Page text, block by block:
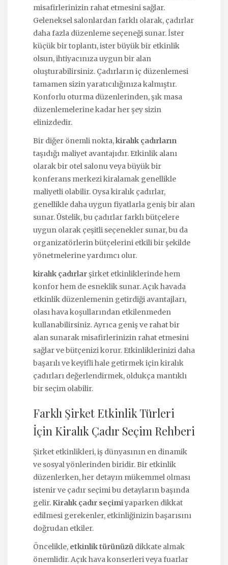
misafirlerinizin rahat etmesini sağlar.
Geleneksel salonlardan farklı olarak, çadırlar
daha fazla düzenleme seçeneği sunar. İster
küçük bir toplantı, ister büyük bir etkinlik
olsun, ihtiyacınıza uygun bir alan
oluşturabilirsiniz. Çadırların iç düzenlemesi
tamamen sizin yaratıcılığınıza kalmıştır.
Konforlu oturma düzenlerinden, şık masa
düzenlemelerine kadar her şey sizin
elinizdedir.
Bir diğer önemli nokta,kiralık çadırların
taşıdığı maliyet avantajıdır. Etkinlik alanı
olarak bir otel salonu veya büyük bir
konferans merkezi kiralamak genellikle
maliyetli olabilir. Oysa kiralık çadırlar,
genellikle daha uygun fiyatlarla geniş bir alan
sunar. Üstelik, bu çadırlar farklı bütçelere
uygun olarak çeşitli seçenekler sunar, bu da
organizatörlerin bütçelerini etkili bir şekilde
yönetmelerine yardımcı olur.
kiralık çadırlarşirket etkinliklerinde hem
konfor hem de esneklik sunar. Açık havada
etkinlik düzenlemenin getirdiği avantajları,
olası hava koşullarından etkilenmeden
kullanabilirsiniz. Ayrıca geniş ve rahat bir
alan sunarak misafirlerinizin rahat etmesini
sağlar ve bütçenizi korur. Etkinliklerinizi daha
başarılı ve keyifli hale getirmek için kiralık
çadırları değerlendirmek, oldukça mantıklı
bir seçim olabilir.
Farklı Şirket Etkinlik Türleri
İçin Kiralık Çadır Seçim Rehberi
Şirket etkinlikleri, iş dünyasının en dinamik
ve sosyal yönlerinden biridir. Bir etkinlik
düzenlerken, her detayın mükemmel olması
istenir ve çadır seçimi bu detayların başında
gelir. Kiralık çadır seçimiyaparken dikkat
edilmesi gerekenler, etkinliğinizin başarısını
doğrudan etkiler.
Öncelikle, etkinlik türünüzü dikkate almak
önemlidir. Açık hava konserleri veya fuarlar